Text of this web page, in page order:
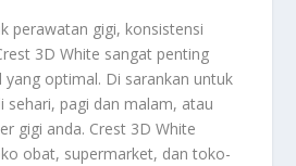
perawatan gigi, konsistensi
3D White sangat penting
yang optimal. Di sarankan untuk
sehari, pagi dan malam, atau
gigi anda. Crest 3D White
obat, supermarket, dan toko-